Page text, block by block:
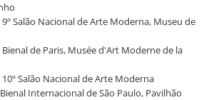
9º Salão Nacional de Arte Moderna, Museu de
Bienal de Paris, Musée d'Art Moderne de la
10º Salão Nacional de Arte Moderna
Bienal Internacional de São Paulo, Pavilhão